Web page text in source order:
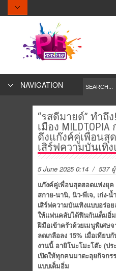
NAVIGATION
“รสดีมายด์” ทำถึง
เมือง
ดึงแก๊งค์คู่เพื่อนสุ
เสิร์ฟความบันเทิ
5 June 2025 0:14 / 537
แก๊งค์คู่เพื่อนสุดฮอตแห่งยุค
สกาย-นานิ, นิว-พีเจ, เก่ง-น้
เสิร์ฟความบันเทิงแบบอร่อ
ให้แฟนคลับได้ฟินกันเต็มอิ่
ฝีมือเข้าครัวด้วยเมนูพิเศษ
ลดเกลือลง 15% เมื่อเทียบ
งานนี้ อายิโนะโมะโต๊ะ (ปร
เปิดให้ทุกคนมาตะลุยกิจกร
แบบเต็มอิ่ม